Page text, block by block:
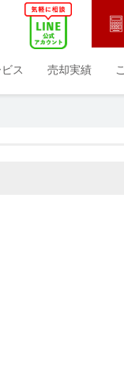
ス 売却実績